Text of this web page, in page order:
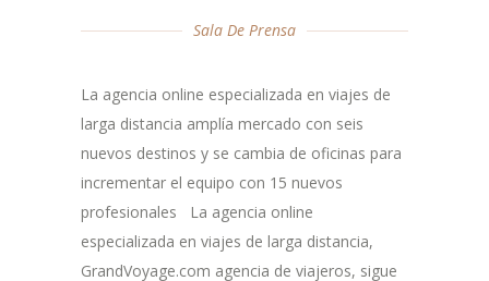
Sala De Prensa
La agencia online especializada en viajes de
larga distancia amplía mercado con seis
nuevos destinos y se cambia de oficinas para
incrementar el equipo con 15 nuevos
profesionales La agencia online
especializada en viajes de larga distancia,
GrandVoyage.com agencia de viajeros, sigue